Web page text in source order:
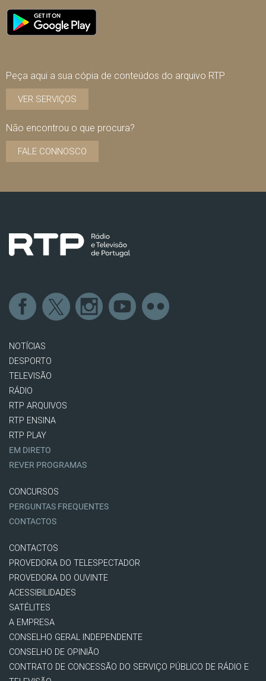
Peça aqui a sua cópia de conteúdos do arquivo RTP
VER SERVIÇOS
Não encontrou o que procura?
FALE CONNOSCO
NOTÍCIAS
DESPORTO
TELEVISÃO
RÁDIO
RTP ARQUIVOS
RTP ENSINA
RTP PLAY
EM DIRETO
REVER PROGRAMAS
CONCURSOS
PERGUNTAS FREQUENTES
CONTACTOS
CONTACTOS
PROVEDORA DO TELESPECTADOR
PROVEDORA DO OUVINTE
ACESSIBILIDADES
SATÉLITES
A EMPRESA
CONSELHO GERAL INDEPENDENTE
CONSELHO DE OPINIÃO
CONTRATO DE CONCESSÃO DO SERVIÇO PÚBLICO DE RÁDIO E